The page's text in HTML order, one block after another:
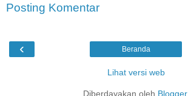
Posting Komentar
‹ Beranda
Lihat versi web
Diberdayakan oleh Blogger.